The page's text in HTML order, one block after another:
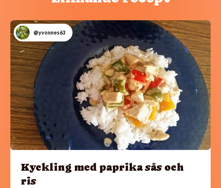
@yvonnes63
Kyckling med paprika sås och
ris